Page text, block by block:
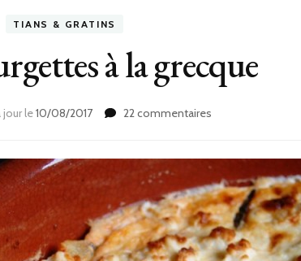
TIANS & GRATINS
à la grecque
jour le10/08/2017 22 commentaires
courgettes
à
la
grecque